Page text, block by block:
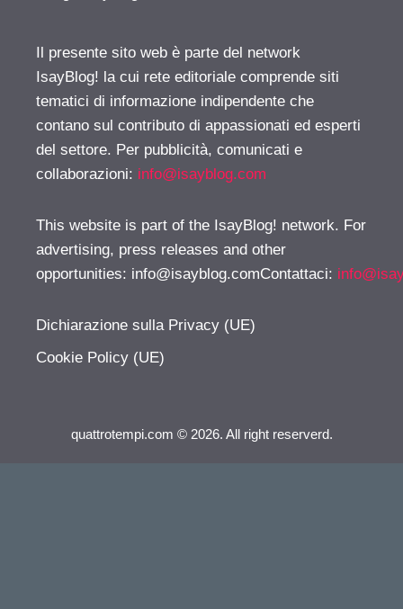
Il presente sito web è parte del network
IsayBlog! la cui rete editoriale comprende siti
tematici di informazione indipendente che
contano sul contributo di appassionati ed esperti
del settore. Per pubblicità, comunicati e
collaborazioni: info@isayblog.com
This website is part of the IsayBlog! network. For
advertising, press releases and other
opportunities: info@isayblog.comContattaci:
Dichiarazione sulla Privacy (UE)
Cookie Policy (UE)
quattrotempi.com © 2026. All right reserverd.